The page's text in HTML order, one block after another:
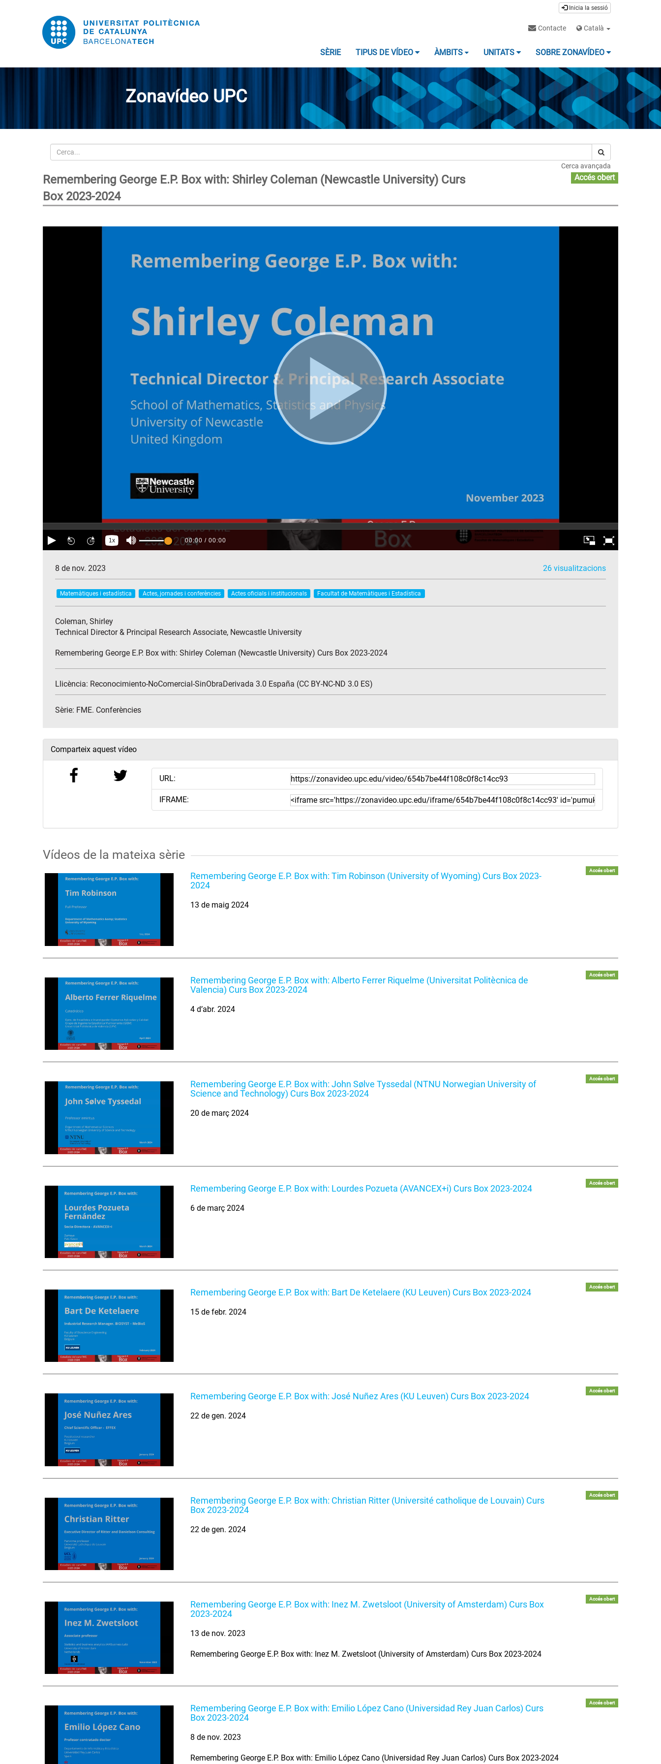
Inicia la sessió
Contacte Català
SÈRIE TIPUS DE VÍDEO ÀMBITS UNITATS SOBRE ZONAVÍDEO
Zonavídeo UPC
Cerca
Cerca avançada
Remembering George E.P. Box with: Shirley Coleman (Newcastle University) Curs
Box 2023-2024
Accés obert
8 de nov. 2023 26 visualitzacions
Matemàtiques i estadística Actes, jornades i conferències Actes oficials i institucionals Facultat de Matemàtiques i Estadística
Coleman, Shirley
Technical Director & Principal Research Associate, Newcastle University
Remembering George E.P. Box with: Shirley Coleman (Newcastle University) Curs Box 2023-2024
Llicència: Reconocimiento-NoComercial-SinObraDerivada 3.0 España (CC BY-NC-ND 3.0 ES)
Sèrie: FME. Conferències
Comparteix aquest vídeo
URL:
IFRAME:
Vídeos de la mateixa sèrie
Remembering George E.P. Box with: Tim Robinson (University of Wyoming) Curs Box 2023-
2024
Accés obert
13 de maig 2024
Remembering George E.P. Box with: Alberto Ferrer Riquelme (Universitat Politècnica de
Valencia) Curs Box 2023-2024
Accés obert
4 d’abr. 2024
Remembering George E.P. Box with: John Sølve Tyssedal (NTNU Norwegian University of
Science and Technology) Curs Box 2023-2024
Accés obert
20 de març 2024
Remembering George E.P. Box with: Lourdes Pozueta (AVANCEX+i) Curs Box 2023-2024
Accés obert
6 de març 2024
Remembering George E.P. Box with: Bart De Ketelaere (KU Leuven) Curs Box 2023-2024
Accés obert
15 de febr. 2024
Remembering George E.P. Box with: José Nuñez Ares (KU Leuven) Curs Box 2023-2024
Accés obert
22 de gen. 2024
Remembering George E.P. Box with: Christian Ritter (Université catholique de Louvain) Curs
Box 2023-2024
Accés obert
22 de gen. 2024
Remembering George E.P. Box with: Inez M. Zwetsloot (University of Amsterdam) Curs Box
2023-2024
Accés obert
13 de nov. 2023
Remembering George E.P. Box with: Inez M. Zwetsloot (University of Amsterdam) Curs Box 2023-2024
Remembering George E.P. Box with: Emilio López Cano (Universidad Rey Juan Carlos) Curs
Box 2023-2024
Accés obert
8 de nov. 2023
Remembering George E.P. Box with: Emilio López Cano (Universidad Rey Juan Carlos) Curs Box 2023-2024